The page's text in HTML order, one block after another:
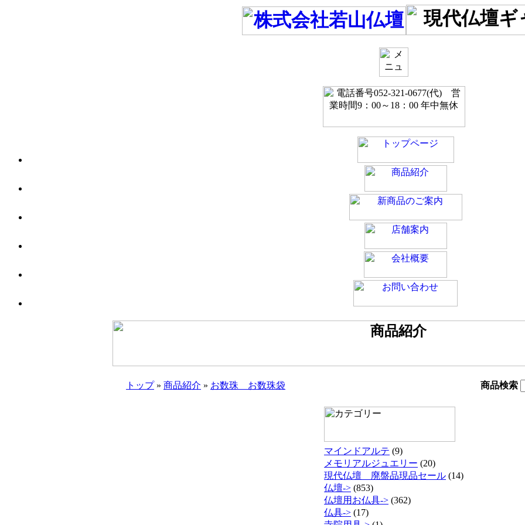
トップ» 商品紹介 » お数珠 お数珠袋 商品検索
マインドアルテ (9)
メモリアルジュエリー (20)
現代仏壇 廃盤品現品セール (14)
仏壇-> (853)
仏壇用お仏具-> (362)
仏具-> (17)